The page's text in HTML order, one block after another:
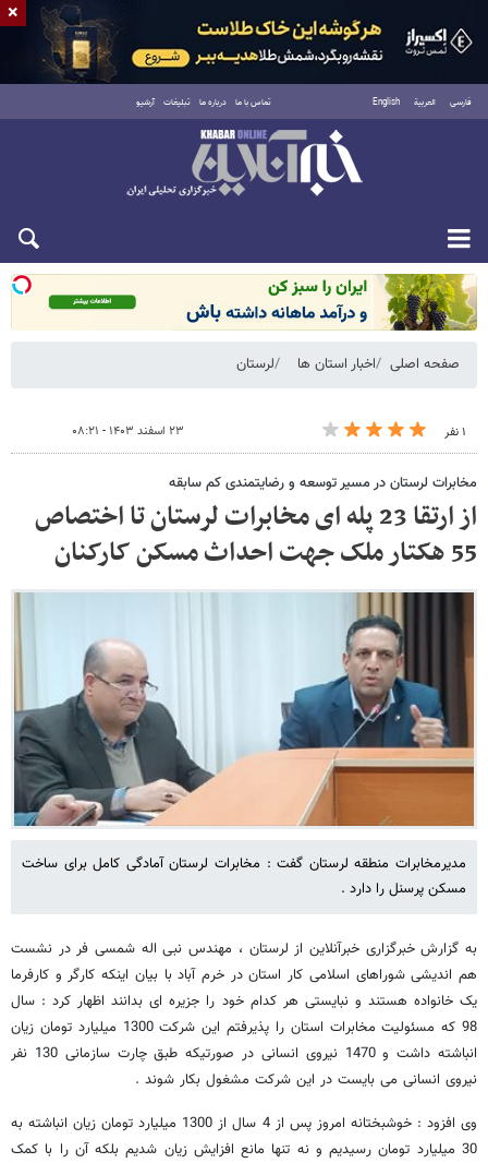
فارسی العربية English تماس با ما درباره ما تبلیغات آرشیو
شنبه ۱۷ مرداد ۱۴۰۵
صفحه اصلی اخبار استان ها لرستان
۱ نفر ۲۳ اسفند ۱۴۰۳ - ۰۸:۲۱
مخابرات لرستان در مسیر توسعه و رضایتمندی کم سابقه
از ارتقا 23 پله ای مخابرات لرستان تا اختصاص
55 هکتار ملک جهت احداث مسکن کارکنان
مدیرمخابرات منطقه لرستان گفت : مخابرات لرستان آمادگی کامل برای ساخت
مسکن پرسنل را دارد .
به گزارش خبرگزاری خبرآنلاین از لرستان ، مهندس نبی اله شمسی فر در نشست
هم اندیشی شوراهای اسلامی کار استان در خرم آباد با بیان اینکه کارگر و کارفرما
یک خانواده هستند و نبایستی هر کدام خود را جزیره ای بدانند اظهار کرد : سال
98 که مسئولیت مخابرات استان را پذیرفتم این شرکت 1300 میلیارد تومان زیان
انباشته داشت و 1470 نیروی انسانی در صورتیکه طبق چارت سازمانی 130 نفر
نیروی انسانی می بایست در این شرکت مشغول بکار شوند .
وی افزود : خوشبختانه امروز پس از 4 سال از 1300 میلیارد تومان زیان انباشته به
30 میلیارد تومان رسیدیم و نه تنها مانع افزایش زیان شدیم بلکه آن را با کمک
×